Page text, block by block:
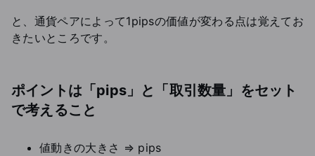
と、通貨ペアによって1pipsの価値が変わる点は覚えてお
きたいところです。
ポイントは「pips」と「取引数量」をセット
で考えること
値動きの大きさ ⇒ pips